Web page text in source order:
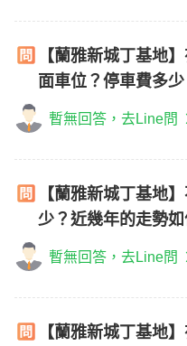
【蘭雅新城丁基地
面車位？停車費多少
暫無回答，去Line問
【蘭雅新城丁基地
少？近幾年的走勢如
暫無回答，去Line問
【蘭雅新城丁基地